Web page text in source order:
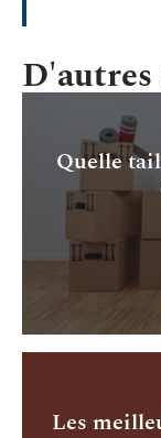
Quelle
Les